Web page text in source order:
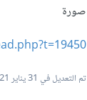
صورة
تم التعديل في 31 يناير 2021